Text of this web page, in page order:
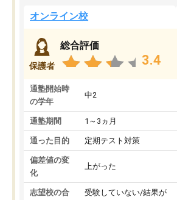
オンライン校
保護者
総合評価
3.4
通塾開始時
の学年
中2
通塾期間 1～3ヵ月
通った目的 定期テスト対策
偏差値の変
化
上がった
志望校の合
受験していない/結果が